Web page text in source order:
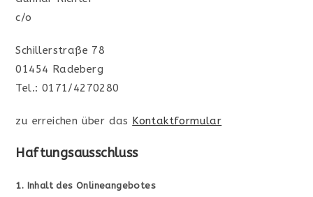
c/o
Schillerstraße 78
01454 Radeberg
Tel.: 0171/4270280
zu erreichen über das Kontaktformular
Haftungsausschluss
1. Inhalt des Onlineangebotes